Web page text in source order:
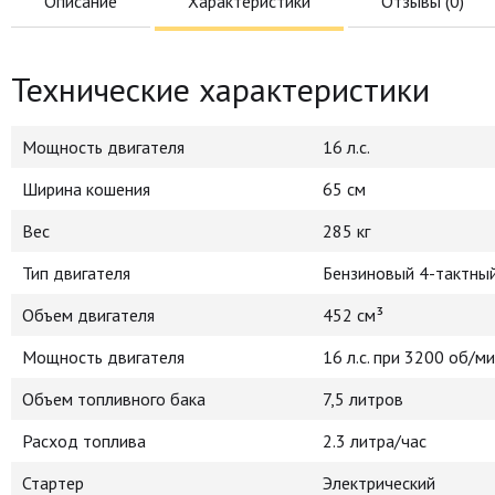
Технические характеристики
Мощность двигателя
16 л.с.
Ширина кошения
65 см
Вес
285 кг
Тип двигателя
Бензиновый 4-
Объем двигателя
452 см³
Мощность двигателя
16 л.с. при 3200 об/
Объем топливного бака
7,5 литров
Расход топлива
2.3 литра/час
Стартер
Электрический